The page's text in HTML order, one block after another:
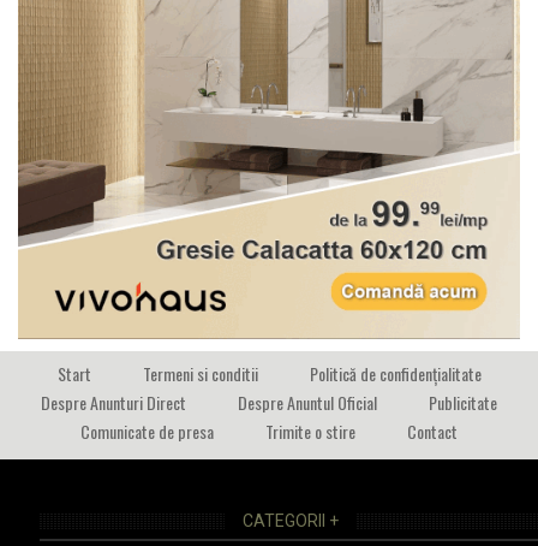
Start Termeni si conditii
Politică de confidențialitate
Despre Anunturi Direct
Despre Anuntul Oficial
Publicitate
Comunicate de presa
Trimite o stire Contact
CATEGORII +